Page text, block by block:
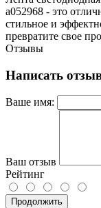
a052968 - это
стильное и
превратите свое
Отзывы
Написать
Ваше имя:
Ваш отзыв
Рейтинг
Продолжить